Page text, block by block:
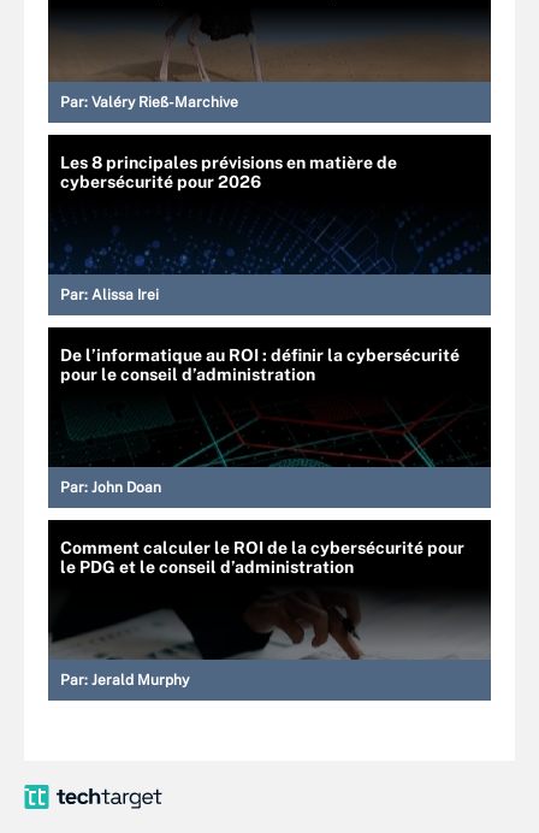
Par: Valéry Rieß-Marchive
Les 8 principales prévisions en matière de
cybersécurité pour 2026
Par: Alissa Irei
De l’informatique au ROI : définir la cybersécurité
pour le conseil d’administration
Par: John Doan
Comment calculer le ROI de la cybersécurité pour
le PDG et le conseil d’administration
Par: Jerald Murphy